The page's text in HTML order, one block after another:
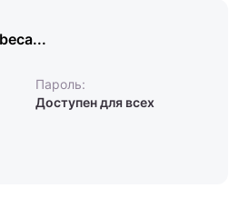
Пароль:
Доступен для всех